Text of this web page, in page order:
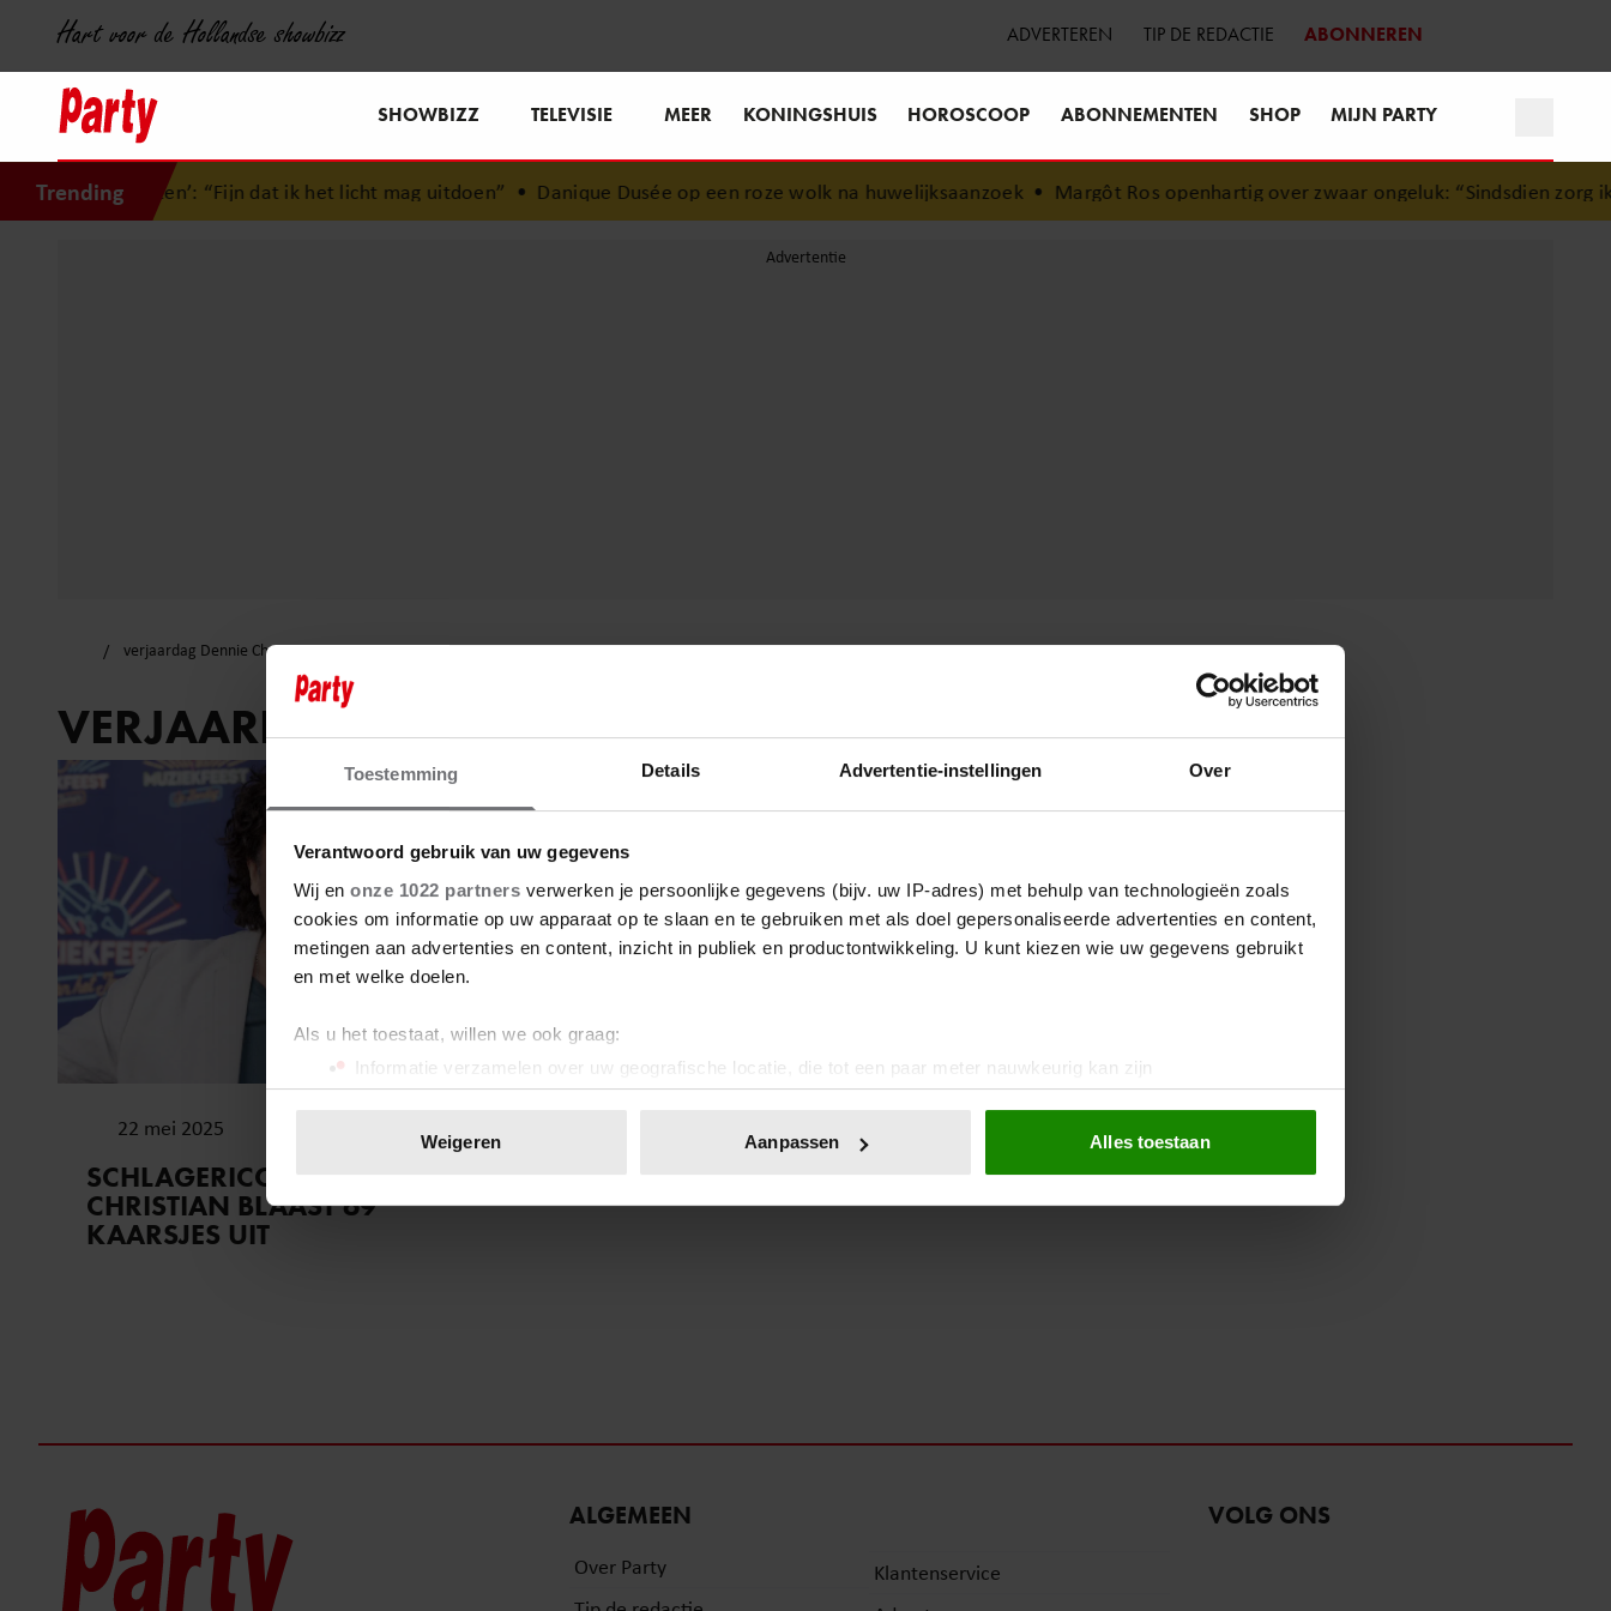
Toestemming Details Advertentie-instellingen Over
Verantwoord gebruik van uw gegevens
Wij en onze 1022 partners verwerken je persoonlijke gegevens (bijv. uw IP-adres) met behulp van technologieën zoals
cookies om informatie op uw apparaat op te slaan en te gebruiken met als doel gepersonaliseerde advertenties en content,
metingen aan advertenties en content, inzicht in publiek en productontwikkeling. U kunt kiezen wie uw gegevens gebruikt
en met welke doelen.
Als u het toestaat, willen we ook graag:
Informatie verzamelen over uw geografische locatie, die tot een paar meter nauwkeurig kan zijn
Uw apparaat identificeren door het actief te scannen op specifieke eigenschappen (fingerprinting)
toestemming op elk moment wijzigen of intrekken in de Cookieverklaring.
We gebruiken cookies om content en advertenties te personaliseren, om functies voor social media te bieden en om ons
Weigeren Aanpassen Alles toestaan
Hart voor de Hollandse showbizz ADVERTEREN TIP DE REDACTIE ABONNEREN
SHOWBIZZ TELEVISIE MEER KONINGSHUIS HOROSCOOP ABONNEMENTEN SHOP MIJN PARTY
Trending
‘Zomergasten’: “Fijn dat ik het licht mag uitdoen”•Danique Dusée op een roze wolk na huwelijksaanzoek•Margôt Ros openhartig over zwaar ongeluk: “Sindsdien zorg ik
verjaardag Dennie Christian
VERJAARDAG DENNIE CHRISTIAN
22 mei 2025
SCHLAGERICOON DENNIE
CHRISTIAN BLAAST 69
KAARSJES UIT
ALGEMEEN
Over Party
Klantenservice
VOLG ONS